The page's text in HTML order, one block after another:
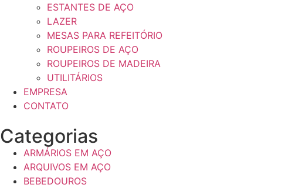
ESTANTES DE AÇO
LAZER
MESAS PARA REFEITÓRIO
ROUPEIROS DE AÇO
ROUPEIROS DE MADEIRA
UTILITÁRIOS
EMPRESA
CONTATO
Categorias
ARMÁRIOS EM AÇO
ARQUIVOS EM AÇO
BEBEDOUROS